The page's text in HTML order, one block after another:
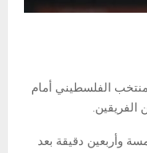
الفلسطيني أمام
الفريقين.
وأربعين دقيقة بعد